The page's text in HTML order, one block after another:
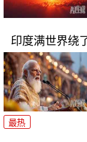
印度满世界绕
最热